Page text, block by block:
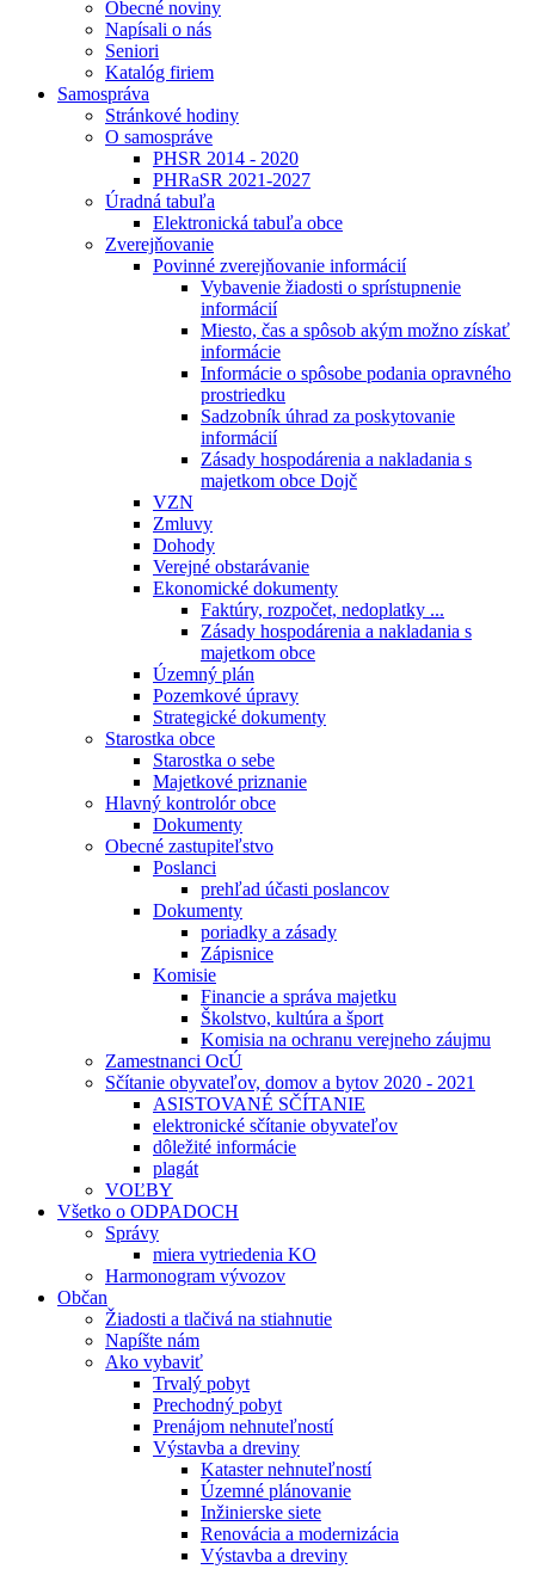
Obecné noviny
Napísali o nás
Seniori
Katalóg firiem
Samospráva
Stránkové hodiny
O samospráve
PHSR 2014 - 2020
PHRaSR 2021-2027
Úradná tabuľa
Elektronická tabuľa obce
Zverejňovanie
Povinné zverejňovanie informácií
Vybavenie žiadosti o sprístupnenie
informácií
Miesto, čas a spôsob akým možno získať
informácie
Informácie o spôsobe podania opravného
prostriedku
Sadzobník úhrad za poskytovanie
informácií
Zásady hospodárenia a nakladania s
majetkom obce Dojč
VZN
Zmluvy
Dohody
Verejné obstarávanie
Ekonomické dokumenty
Faktúry, rozpočet, nedoplatky ...
Zásady hospodárenia a nakladania s
majetkom obce
Územný plán
Pozemkové úpravy
Strategické dokumenty
Starostka obce
Starostka o sebe
Majetkové priznanie
Hlavný kontrolór obce
Dokumenty
Obecné zastupiteľstvo
Poslanci
prehľad účasti poslancov
Dokumenty
poriadky a zásady
Zápisnice
Komisie
Financie a správa majetku
Školstvo, kultúra a šport
Komisia na ochranu verejneho záujmu
Zamestnanci OcÚ
Sčítanie obyvateľov, domov a bytov 2020 - 2021
ASISTOVANÉ SČÍTANIE
elektronické sčítanie obyvateľov
dôležité informácie
plagát
VOĽBY
Všetko o ODPADOCH
Správy
miera vytriedenia KO
Harmonogram vývozov
Občan
Žiadosti a tlačivá na stiahnutie
Napíšte nám
Ako vybaviť
Trvalý pobyt
Prechodný pobyt
Prenájom nehnuteľností
Výstavba a dreviny
Kataster nehnuteľností
Územné plánovanie
Inžinierske siete
Renovácia a modernizácia
Výstavba a dreviny